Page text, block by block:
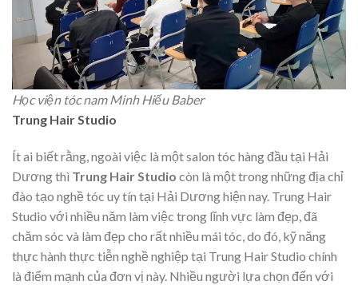
Học viện tóc nam Minh Hiếu Baber
Trung Hair Studio
Ít ai biết rằng, ngoài việc là một salon tóc hàng đầu tại Hải
Dương thì Trung Hair Studio còn là một trong những địa chỉ
đào tạo nghề tóc uy tín tại Hải Dương hiện nay. Trung Hair
Studio với nhiều năm làm việc trong lĩnh vực làm đẹp, đã
chăm sóc và làm đẹp cho rất nhiều mái tóc, do đó, kỹ năng
thực hành thực tiễn nghề nghiệp tại Trung Hair Studio chính
là điểm mạnh của đơn vị này. Nhiều người lựa chọn đến với